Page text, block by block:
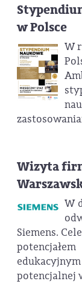
w Polsce
W
Wizyta
W
Siemens.
potencjalnej